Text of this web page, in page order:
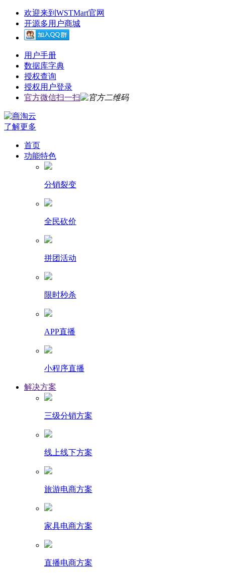
欢迎来到WSTMart官网
开源多用户商城
用户手册
数据库字典
授权查询
授权用户登录
官方微信扫一扫
了解更多
首页
功能特色
分销裂变
全民砍价
拼团活动
限时秒杀
APP直播
小程序直播
解决方案
三级分销方案
线上线下方案
旅游电商方案
家具电商方案
直播电商方案